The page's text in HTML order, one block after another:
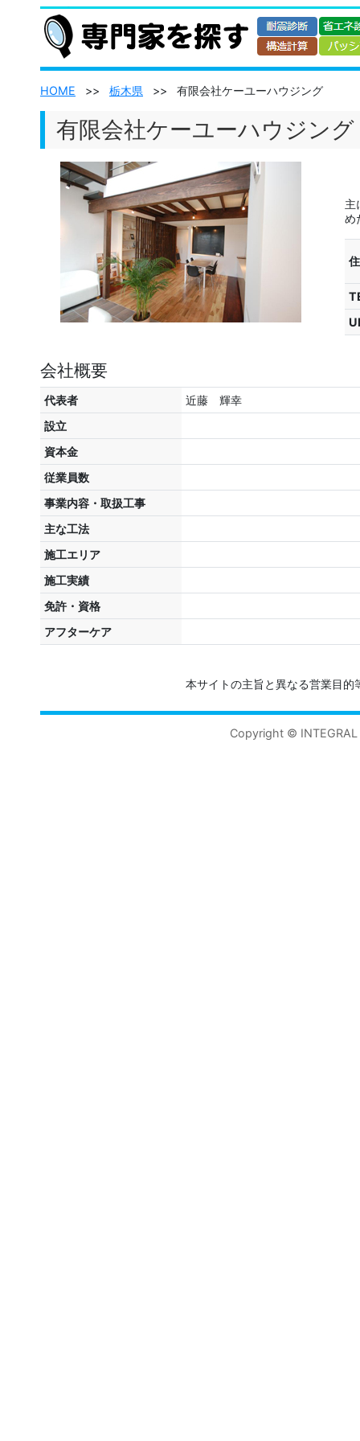
HOME >> 栃木県 >> 有限会社ケーユーハウジング
有限会社ケーユーハウジング
主
め
会社概要
代表者
近藤 輝幸
設立
資本金
従業員数
事業内容・取扱工事
主な工法
施工エリア
施工実績
免許・資格
アフターケア
本サイトの主旨と異なる営業目
Copyright © INTEGRAL